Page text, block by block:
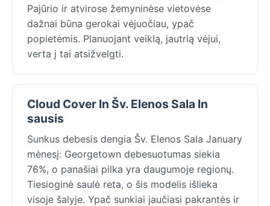
Pajūrio ir atvirose žemyninėse vietovėse
dažnai būna gerokai vėjuočiau, ypač
popietėmis. Planuojant veiklą, jautrią vėjui,
verta į tai atsižvelgti.
Cloud Cover In Šv. Elenos Sala In
sausis
Sunkus debesis dengia Šv. Elenos Sala January
mėnesį: Georgetown debesuotumas siekia
76%, o panašiai pilka yra daugumoje regionų.
Tiesioginė saulė reta, o šis modelis išlieka
visoje šalyje. Ypač sunkiai jaučiasi pakrantės ir